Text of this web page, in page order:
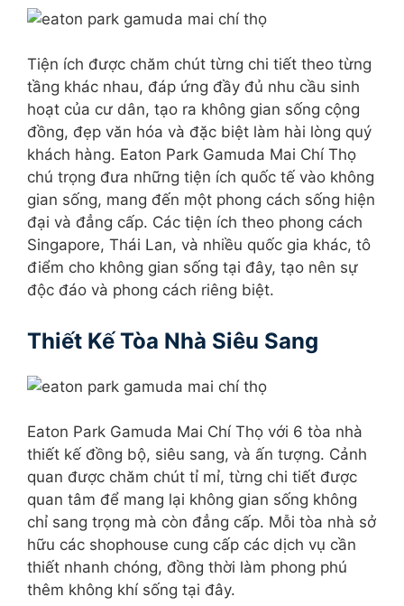
Tiện ích được chăm chút từng chi tiết theo từng
tầng khác nhau, đáp ứng đầy đủ nhu cầu sinh
hoạt của cư dân, tạo ra không gian sống cộng
đồng, đẹp văn hóa và đặc biệt làm hài lòng quý
khách hàng. Eaton Park Gamuda Mai Chí Thọ
chú trọng đưa những tiện ích quốc tế vào không
gian sống, mang đến một phong cách sống hiện
đại và đẳng cấp. Các tiện ích theo phong cách
Singapore, Thái Lan, và nhiều quốc gia khác, tô
điểm cho không gian sống tại đây, tạo nên sự
độc đáo và phong cách riêng biệt.
Thiết Kế Tòa Nhà Siêu Sang
Eaton Park Gamuda Mai Chí Thọ với 6 tòa nhà
thiết kế đồng bộ, siêu sang, và ấn tượng. Cảnh
quan được chăm chút tỉ mỉ, từng chi tiết được
quan tâm để mang lại không gian sống không
chỉ sang trọng mà còn đẳng cấp. Mỗi tòa nhà sở
hữu các shophouse cung cấp các dịch vụ cần
thiết nhanh chóng, đồng thời làm phong phú
thêm không khí sống tại đây.